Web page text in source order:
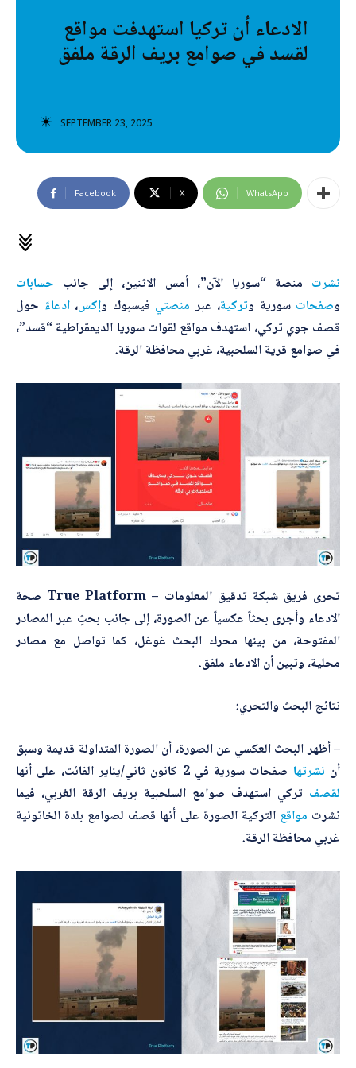
تصنيفات إضافية
المعلومات الخاطئة
تحقق
رئيسية
أرسل
الادعاء أن تركيا استهدفت مواقع
لقسد في صوامع بريف الرقة ملفق
SEPTEMBER 23, 2025
Facebook X WhatsApp
نشرت منصة “سوريا الآن”، أمس الاثنين، إلى جانب حسابات
وصفحات سورية وتركية، عبر منصتي فيسبوك وإكس،ادعاءً حول
قصف جوي تركي، استهدف مواقع لقوات سوريا الديمقراطية “قسد”،
في صوامع قرية السلحبية، غربي محافظة الرقة.
تحرى فريق شبكة تدقيق المعلومات – True Platform صحة
الادعاء وأجرى بحثاً عكسياً عن الصورة، إلى جانب بحثٍ عبر المصادر
المفتوحة، من بينها محرك البحث غوغل، كما تواصل مع مصادر
محلية، وتبين أن الادعاء ملفق.
نتائج البحث والتحري:
– أظهر البحث العكسي عن الصورة، أن الصورة المتداولة قديمة وسبق
أن نشرتها صفحات سورية في 2 كانون ثاني/يناير الفائت، على أنها
لقصف تركي استهدف صوامع السلحبية بريف الرقة الغربي، فيما
نشرت مواقع التركية الصورة على أنها قصف لصوامع بلدة الخاتونية
غربي محافظة الرقة.